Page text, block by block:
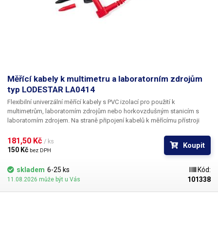
Měřící kabely k multimetru a laboratorním zdrojům
typ LODESTAR LA0414
Flexibilní univerzální měřící kabely s PVC izolací pro použití k
multimetrům, laboratorním zdrojům nebo horkovzdušným stanicím s
laboratorním zdrojem. Na straně připojení kabelů k měřícímu přístroji
činí všestranně použitelné pro zasunutí do libovolného provedení
banánkových vývodů.
181,50 Kč / ks
150 Kč bez DPH
Koupit
skladem 6-25 ks
11.08.2026 může být u Vás
Kód:
101338